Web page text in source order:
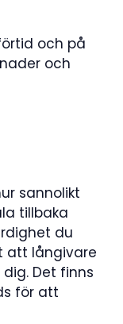
och på
och
sannolikt
tillbaka
du
att långivare
Det finns
för att